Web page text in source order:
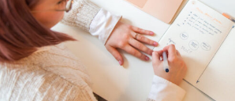
Akademie account
Specializace: Account